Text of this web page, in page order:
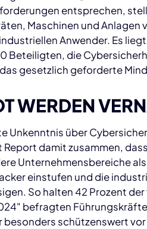
entsprechen,
Maschinen und Anlagen
Anwender. Es
Beteiligten, die
gesetzlich geforderte
WERDEN
Unkenntnis über
damit zusammen,
Unternehmensbereiche
einstufen und die
So halten 42 Prozent der
befragten
besonders schützenswert